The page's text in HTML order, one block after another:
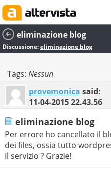
eliminazione blog
Discussione:eliminazione blog
Tags: Nessun
provemonica said:
11-04-201522.43.56
eliminazione blog
Per errore ho cancellato il
dei files, ossia tutto
il servizio ? Grazie!